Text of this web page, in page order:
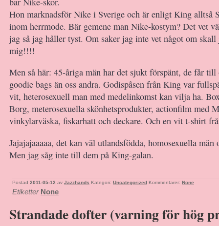
Hon marknadsför Nike i Sverige och är enligt King alltså
inom herrmode. Bär gemene man Nike-kostym? Det vet
jag så jag håller tyst. Om saker jag inte vet något om
mig!!!!
Men så här: 45-åriga män har det sjukt förspänt, de får till
goodie bags än oss andra. Godispåsen från King var
vit, heterosexuell man med medelinkomst kan vilja ha.
Borg, meterosexuella skönhetsprodukter, actionfilm med
vinkylarväska, fiskarhatt och deckare. Och en vit t-shirt
Jajajajaaaaa, det kan väl utlandsfödda, homosexuella män
Men jag såg inte till dem på King-galan.
Postad 2011-05-12 av Jazzhands Kategori: Uncategorized Kommentarer: None
Etiketter None
Strandade dofter (varning för hög